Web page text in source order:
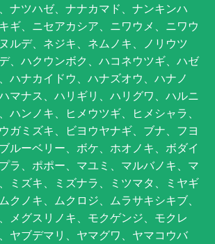
ナツハゼ、ナナカマド、ナンキンハ
ギ、ニセアカシア、ニワウメ、ニワウ
ルデ、ネジキ、ネムノキ、ノリウツ
、ハクウンボク、ハコネウツギ、ハゼ
ハナカイドウ、ハナズオウ、ハナノ
マナス、ハリギリ、ハリグワ、ハルニ
ハンノキ、ヒメウツギ、ヒメシャラ、
ガミズキ、ビヨウヤナギ、ブナ、フヨ
ルーベリー、ボケ、ホオノキ、ボダイ
ラ、ポポー、マユミ、マルバノキ、マ
ミズキ、ミズナラ、ミツマタ、ミヤギ
クノキ、ムクロジ、ムラサキシキブ、
メグスリノキ、モクゲンジ、モクレ
ヤブデマリ、ヤマグワ、ヤマコウバ